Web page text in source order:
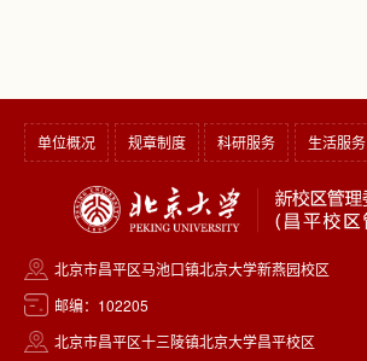
单位概况 规章制度 科研服务 生活服务
北京市昌平区马池口镇北京大学新燕园校区
邮编：102205
北京市昌平区十三陵镇北京大学昌平校区